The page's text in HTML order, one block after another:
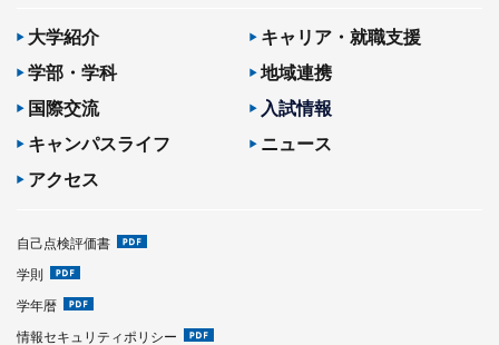
大学紹介
キャリア・就職支援
学部・学科
地域連携
国際交流
入試情報
キャンパスライフ
ニュース
アクセス
自己点検評価書
学則
学年暦
情報セキュリティポリシー